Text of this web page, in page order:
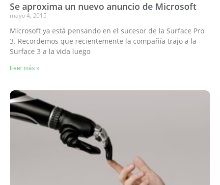
Se aproxima un nuevo anuncio de Microsoft
mayo 4, 2015
Microsoft ya está pensando en el sucesor de la Surface Pro
3. Recordemos que recientemente la compañía trajo a la
Surface 3 a la vida luego
Leer más »